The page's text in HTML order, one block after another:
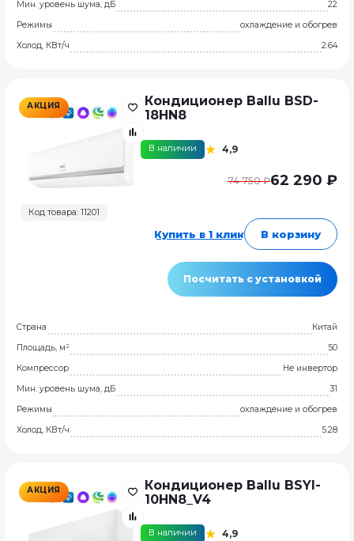
Мин. уровень шума, дБ
22
Режимы
охлаждение и обогрев
Холод, КВт/ч
2.64
АКЦИЯ
Код товара: 11201
Кондиционер Ballu BSD-
18HN8
В наличии 4,9
74 750 ₽62 290 ₽
Купить в 1 клик В корзину
Посчитать с установкой
Страна
Китай
Площадь, м²
50
Компрессор
Не инвертор
Мин. уровень шума, дБ
31
Режимы
охлаждение и обогрев
Холод, КВт/ч
5.28
АКЦИЯ
Кондиционер Ballu BSYI-
10HN8_V4
В наличии 4,9